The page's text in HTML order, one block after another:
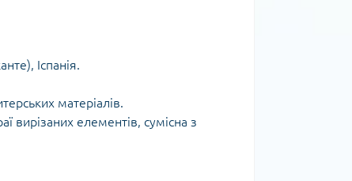
Іспанія.
матеріалів.
вирізаних елементів, сумісна з